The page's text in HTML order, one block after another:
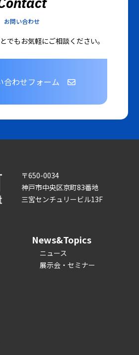
お問い合わせ
でもお気軽にご相談ください。
合わせフォーム
〒650-0034
神戸市中央区京町83番地
三宮センチュリービル13F
News&Topics
ニュース
展示会・セミナー